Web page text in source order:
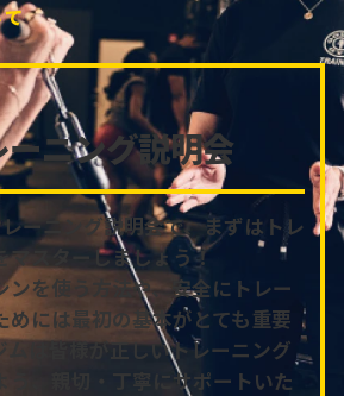
ニング説明会
ーニング説明会で、まずはトレ
マスターしましょう！
ンを使う方法や、安全にトレー
めには最初の基本がとても重要
ムは皆様が正しいトレーニング
う、親切・丁寧にサポートいた